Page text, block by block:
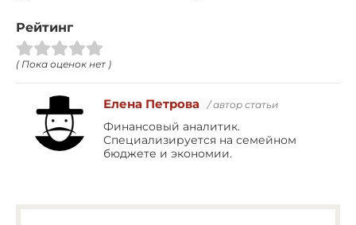
Рейтинг
( Пока оценок нет )
Елена Петрова / автор статьи
Финансовый аналитик.
Специализируется на семейном
бюджете и экономии.